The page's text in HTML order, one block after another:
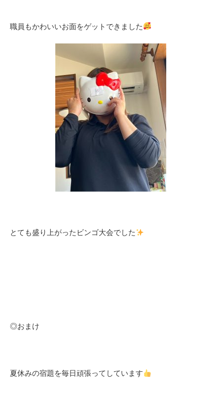
職員もかわいいお面をゲットできました
とても盛り上がったビンゴ大会でした
◎おまけ
夏休みの宿題を毎日頑張ってしています